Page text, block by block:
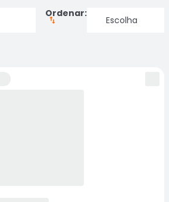
Ordenar: